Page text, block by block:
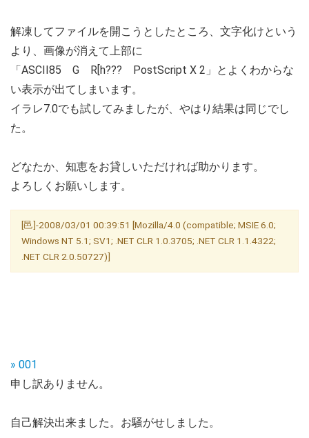
解凍してファイルを開こうとしたところ、文字化けという
より、画像が消えて上部に
「ASCII85 G R[h??? PostScript X 2」とよくわからな
い表示が出てしまいます。
イラレ7.0でも試してみましたが、やはり結果は同じでし
た。
どなたか、知恵をお貸しいただければ助かります。
よろしくお願いします。
[邑]-2008/03/01 00:39:51 [Mozilla/4.0 (compatible; MSIE 6.0;
Windows NT 5.1; SV1; .NET CLR 1.0.3705; .NET CLR 1.1.4322;
.NET CLR 2.0.50727)]
» 001
申し訳ありません。
自己解決出来ました。お騒がせしました。